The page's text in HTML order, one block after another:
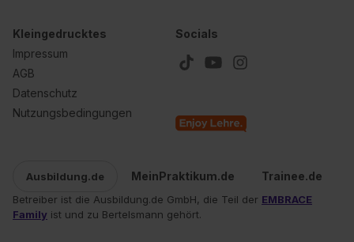
Kleingedrucktes
Impressum
AGB
Datenschutz
Nutzungsbedingungen
Socials
Ausbildung.de MeinPraktikum.de Trainee.de
Betreiber ist die Ausbildung.de GmbH, die Teil der EMBRACE
Family ist und zu Bertelsmann gehört.